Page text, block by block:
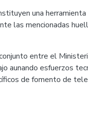
una
las mencionadas
entre el
aunando esfuerzos
de fomento de